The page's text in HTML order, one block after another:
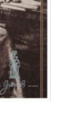
Fernández
de mirar el
de saber
y sincero
indagando
Rojo,